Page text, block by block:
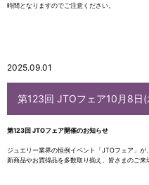
時間となりますのでご注意ください。
2025.09.01
第123回 JTOフェア10月8日(
第123回 JTOフェア開催のお知らせ
ジュエリー業界の恒例イベント「JTOフェア」が
新商品やお買得品を多数取り揃え、皆さまのご来